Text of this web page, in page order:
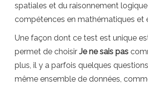
spatiales et du raisonnement
compétences en mathématiques et
Une façon dont ce test est unique
permet de choisir Je ne sais pas
plus, il y a parfois quelques
même ensemble de données,